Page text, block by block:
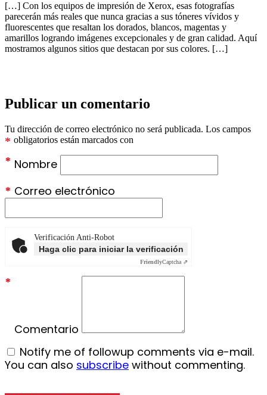
[…] Con los equipos de impresión de Xerox, esas fotografías
parecerán más reales que nunca gracias a sus tóneres vívidos y
fluorescentes que resaltan los dorados, blancos, magentas y
amarillos logrando imágenes excepcionales y de gran calidad. Aquí
mostramos algunos sitios que destacan por sus colores. […]
Publicar un comentario
Tu dirección de correo electrónico no será publicada. Los campos
obligatorios están marcados con
*
Nombre
*
Correo electrónico
*
Verificación Anti-Robot
Haga clic para iniciar la verificación
FriendlyCaptcha ⇗
Comentario
*
Notify me of followup comments via e-mail.
You can also subscribe without commenting.